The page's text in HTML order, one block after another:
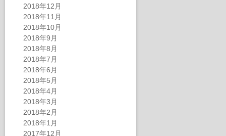
2018年12月
2018年11月
2018年10月
2018年9月
2018年8月
2018年7月
2018年6月
2018年5月
2018年4月
2018年3月
2018年2月
2018年1月
2017年12月